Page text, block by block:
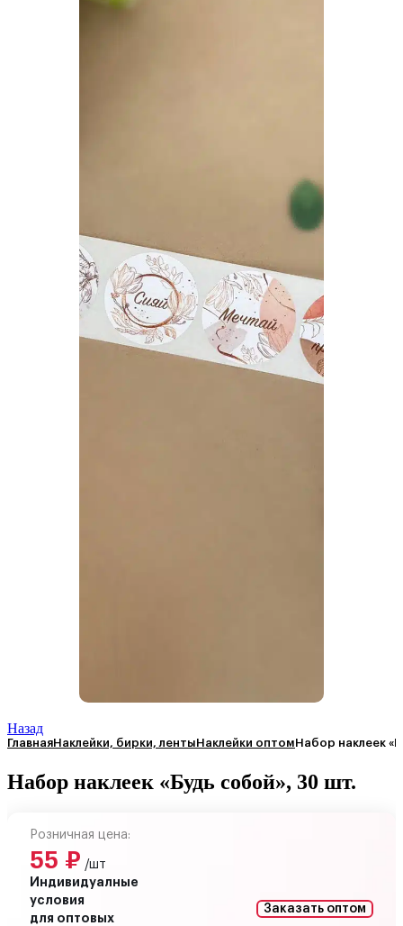
Назад
ГлавнаяНаклейки, бирки, лентыНаклейки оптомНабор наклеек
Набор наклеек «Будь собой», 30 шт.
Розничная цена:
55 ₽ /шт
Индивидуалные
условия
для оптовых
Заказать оптом